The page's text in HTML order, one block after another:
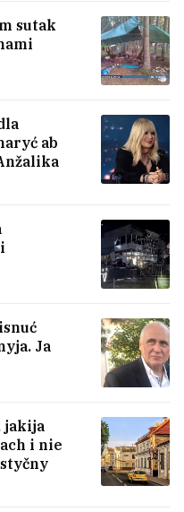
sutak
ab
Ja
jakija
i nie
Ukrainie
skaracilisia ŭ try
nie
Jak
ŭ jaho z